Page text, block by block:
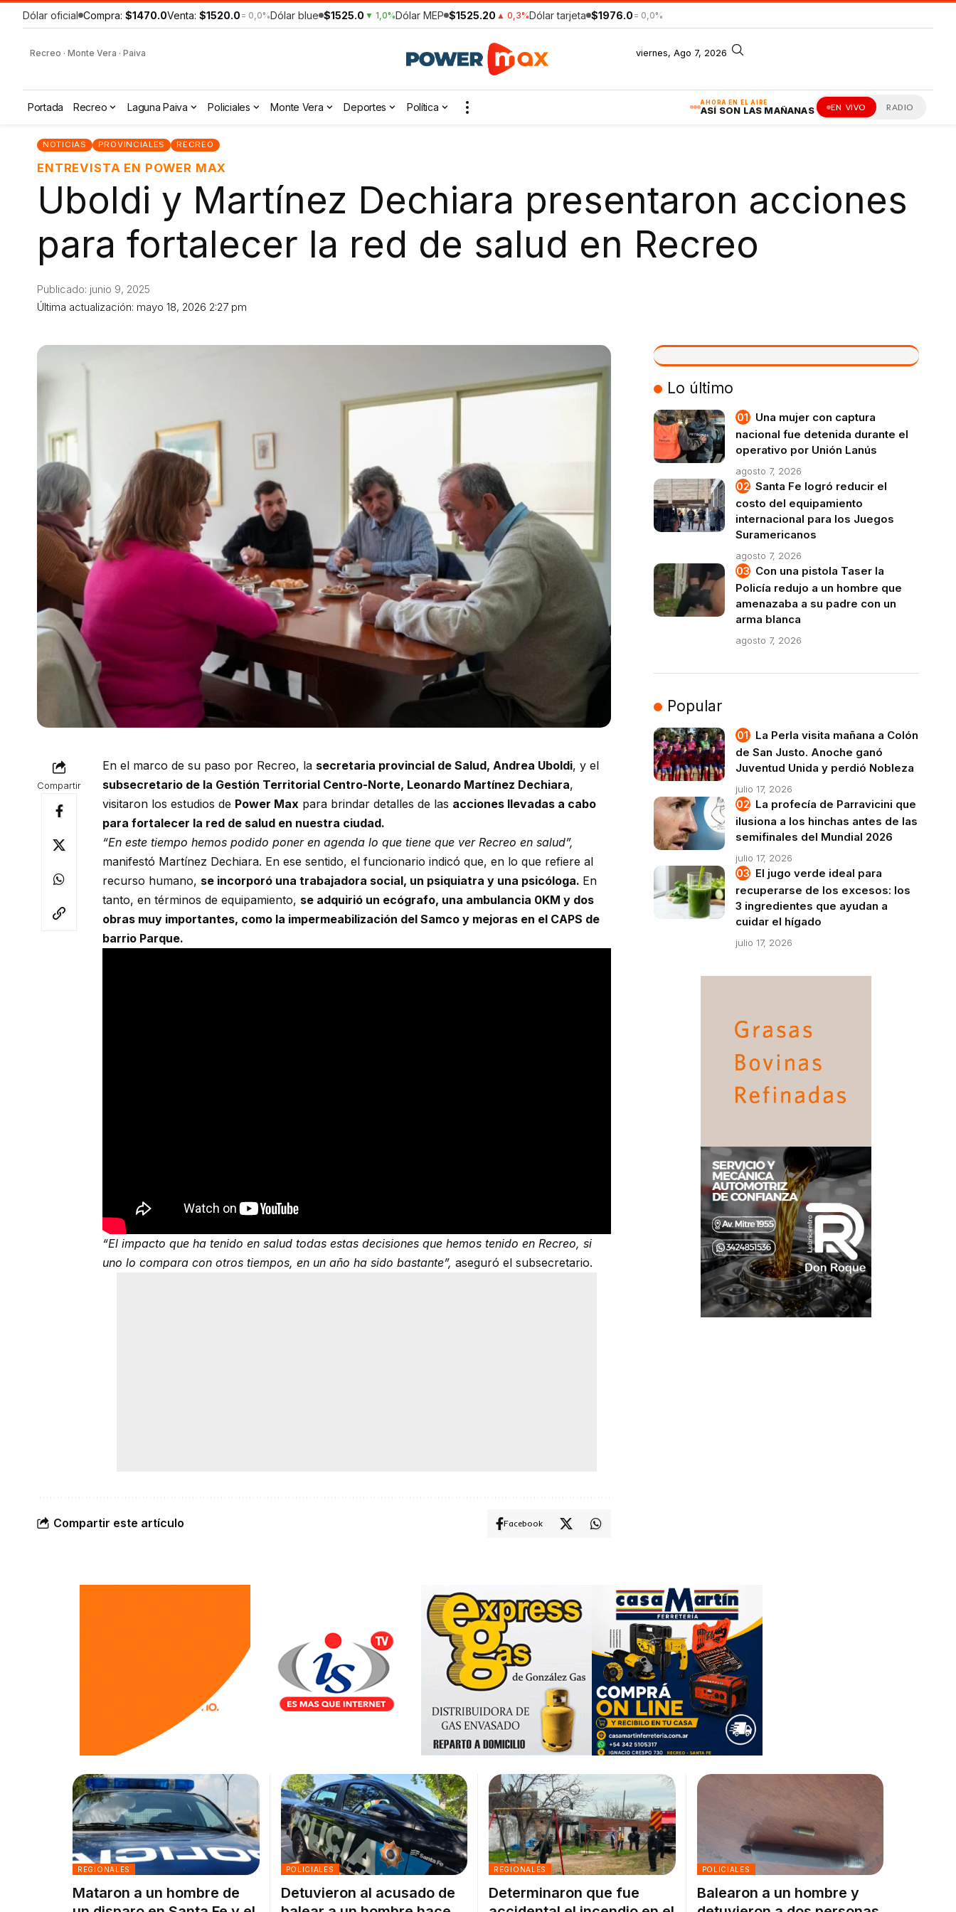
Dólar oficial Compra: $1470.0Venta: $1520.0 = 0,0%Dólar blue $1525.0 ▼ 1,0%Dólar MEP $1525.20 ▲ 0,3%Dólar tarjeta $1976.0 = 0,0%
Recreo · Monte Vera · Paiva viernes, Ago 7, 2026
AHORA EN EL AIRE
ASÍ SON LAS MAÑANAS EN VIVO RADIO
Portada Recreo Laguna Paiva Policiales Monte Vera Deportes Política
NOTICIAS PROVINCIALES RECREO
ENTREVISTA EN POWER MAX
Uboldi y Martínez Dechiara presentaron acciones
para fortalecer la red de salud en Recreo
Última actualización: mayo 18, 2026 2:27 pm
Publicado: junio 9, 2025
Compartir
En el marco de su paso por Recreo, la secretaria provincial de Salud, Andrea Uboldi, y el
subsecretario de la Gestión Territorial Centro-Norte, Leonardo Martínez Dechiara,
visitaron los estudios de Power Max para brindar detalles de las acciones llevadas a cabo
para fortalecer la red de salud en nuestra ciudad.
“En este tiempo hemos podido poner en agenda lo que tiene que ver Recreo en salud”,
manifestó Martínez Dechiara. En ese sentido, el funcionario indicó que, en lo que refiere al
recurso humano, se incorporó una trabajadora social, un psiquiatra y una psicóloga. En
tanto, en términos de equipamiento, se adquirió un ecógrafo, una ambulancia 0KM y dos
obras muy importantes, como la impermeabilización del Samco y mejoras en el CAPS de
barrio Parque.
“El impacto que ha tenido en salud todas estas decisiones que hemos tenido en Recreo, si
uno lo compara con otros tiempos, en un año ha sido bastante”, aseguró el subsecretario.
Compartir este artículo Facebook
VIVO
Lo último
Una mujer con captura
nacional fue detenida durante el
operativo por Unión Lanús
agosto 7, 2026
Santa Fe logró reducir el
costo del equipamiento
internacional para los Juegos
Suramericanos
agosto 7, 2026
Con una pistola Taser la
Policía redujo a un hombre que
amenazaba a su padre con un
arma blanca
agosto 7, 2026
Popular
La Perla visita mañana a Colón
de San Justo. Anoche ganó
Juventud Unida y perdió Nobleza
julio 17, 2026
La profecía de Parravicini que
ilusiona a los hinchas antes de las
semifinales del Mundial 2026
julio 17, 2026
El jugo verde ideal para
recuperarse de los excesos: los
3 ingredientes que ayudan a
cuidar el hígado
julio 17, 2026
REGIONALES
Mataron a un hombre de
POLICIALES
Detuvieron al acusado de
REGIONALES
Determinaron que fue
POLICIALES
Balearon a un hombre y